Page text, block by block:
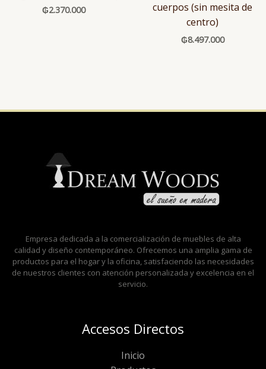
₲2.370.000
cuerpos (sin mesita de
centro)
₲8.497.000
Empresa dedicada a la comercialización de muebles de alta
calidad y diseño contemporáneo. Ofrecemos una amplia gama de
productos para el hogar y la oficina, satisfaciendo las necesidades
de nuestros clientes con atención personalizada y excelencia en el
servicio.
Accesos Directos
Inicio